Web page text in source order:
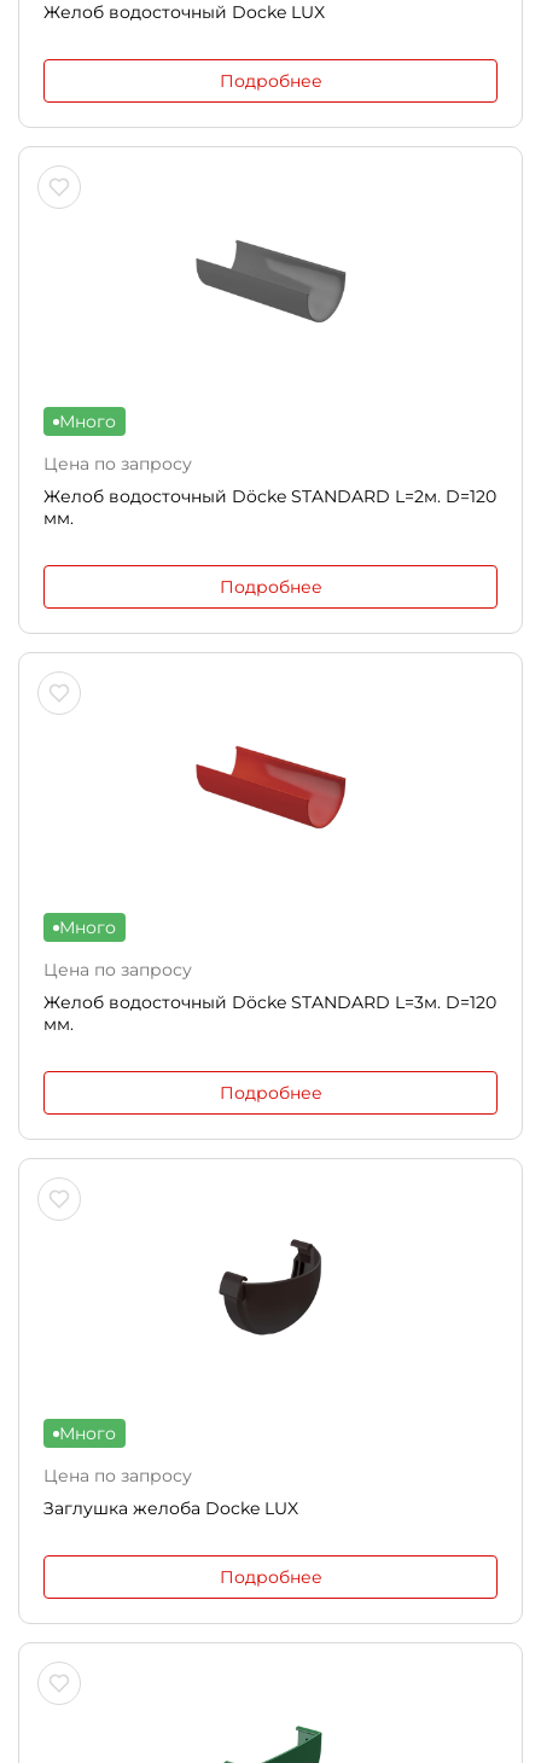
Желоб водосточный Docke LUX
Подробнее
Много
Цена по запросу
Желоб водосточный Döcke STANDARD L=2м. D=120
мм.
Подробнее
Много
Цена по запросу
Желоб водосточный Döcke STANDARD L=3м. D=120
мм.
Подробнее
Много
Цена по запросу
Заглушка желоба Docke LUX
Подробнее